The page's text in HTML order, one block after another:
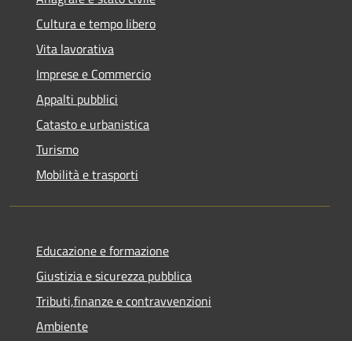
Cultura e tempo libero
Vita lavorativa
Imprese e Commercio
Appalti pubblici
Catasto e urbanistica
Turismo
Mobilità e trasporti
Educazione e formazione
Giustizia e sicurezza pubblica
Tributi,finanze e contravvenzioni
Ambiente